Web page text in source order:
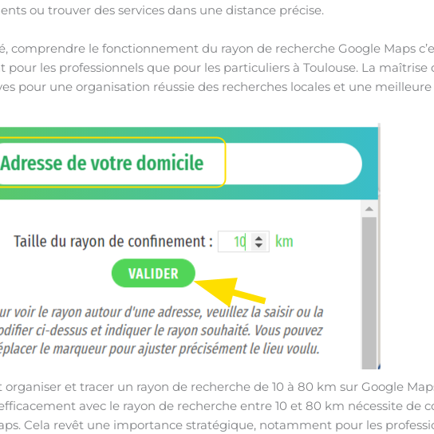
ou trouver des services dans une distance précise.
comprendre le fonctionnement du rayon de recherche Google Maps
pour les professionnels que pour les particuliers à Toulouse. La
pour une organisation réussie des recherches locales et une
et tracer un rayon de recherche de 10 à 80 km sur Google
avec le rayon de recherche entre 10 et 80 km nécessite de
Cela revêt une importance stratégique, notamment pour les